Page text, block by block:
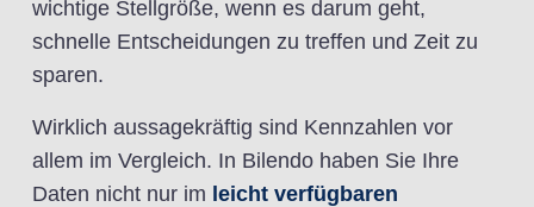
wichtige Stellgröße, wenn es darum geht,
schnelle Entscheidungen zu treffen und Zeit zu
sparen.
Wirklich aussagekräftig sind Kennzahlen vor
allem im Vergleich. In Bilendo haben Sie Ihre
Daten nicht nur im leicht verfügbaren